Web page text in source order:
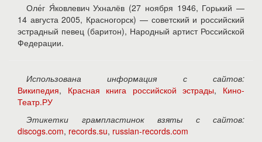
Оле́г Я́ковлевич Ухналёв (27 ноября 1946, Горький —
14 августа 2005, Красногорск) — советский и российский
эстрадный певец (баритон), Народный артист Российской
Федерации.
Использована информация с сайтов:
Википедия, Красная книга российской эстрады, Кино-
Театр.РУ
Этикетки грампластинок взяты с сайтов:
discogs.com, records.su, russian-records.com